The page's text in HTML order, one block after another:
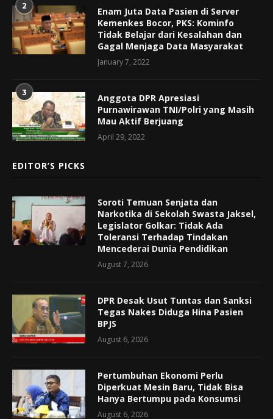
2
Enam Juta Data Pasien di Server
Kemenkes Bocor, PKS: Kominfo
Tidak Belajar dari Kesalahan dan
Gagal Menjaga Data Masyarakat
January 7, 2022
3
Anggota DPR Apresiasi
Purnawirawan TNI/Polri yang Masih
Mau Aktif Berjuang
April 29, 2022
EDITOR’S PICKS
Soroti Temuan Senjata dan
Narkotika di Sekolah Swasta Jaksel,
Legislator Golkar: Tidak Ada
Toleransi Terhadap Tindakan
Mencederai Dunia Pendidikan
August 7, 2026
DPR Desak Usut Tuntas dan Sanksi
Tegas Nakes Diduga Hina Pasien
BPJS
August 6, 2026
Pertumbuhan Ekonomi Perlu
Diperkuat Mesin Baru, Tidak Bisa
Hanya Bertumpu pada Konsumsi
August 6, 2026